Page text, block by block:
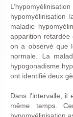
hypomyélinisation
maladie
apparition
on a observé que
normale. La
hypogonadisme
ont identifié deux
Dans l’intervalle,
même temps.